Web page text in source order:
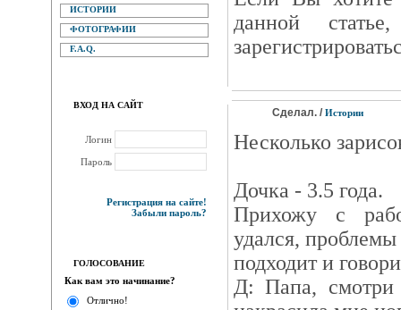
ИСТОРИИ
ФОТОГРАФИИ
F.A.Q.
ВХОД НА САЙТ
Логин
Пароль
Регистрация на сайте!
Забыли пароль?
ГОЛОСОВАНИЕ
Как вам это начинание?
Отлично!
данной
Сделал. / Истории
Несколько
Дочка - 3.5 года.
Прихожу с
удался, проблемы
подходит и
Д: Папа, смотри